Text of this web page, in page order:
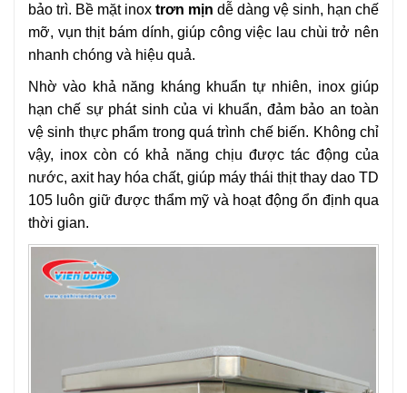
bảo trì. Bề mặt inox trơn mịn dễ dàng vệ sinh, hạn chế
mỡ, vụn thịt bám dính, giúp công việc lau chùi trở nên
nhanh chóng và hiệu quả.
Nhờ vào khả năng kháng khuẩn tự nhiên, inox giúp
hạn chế sự phát sinh của vi khuẩn, đảm bảo an toàn
vệ sinh thực phẩm trong quá trình chế biến. Không chỉ
vậy, inox còn có khả năng chịu được tác động của
nước, axit hay hóa chất, giúp máy thái thịt thay dao TD
105 luôn giữ được thẩm mỹ và hoạt động ổn định qua
thời gian.